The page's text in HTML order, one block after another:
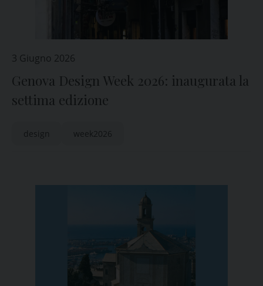
3 Giugno 2026
Genova Design Week 2026: inaugurata la
settima edizione
design week2026